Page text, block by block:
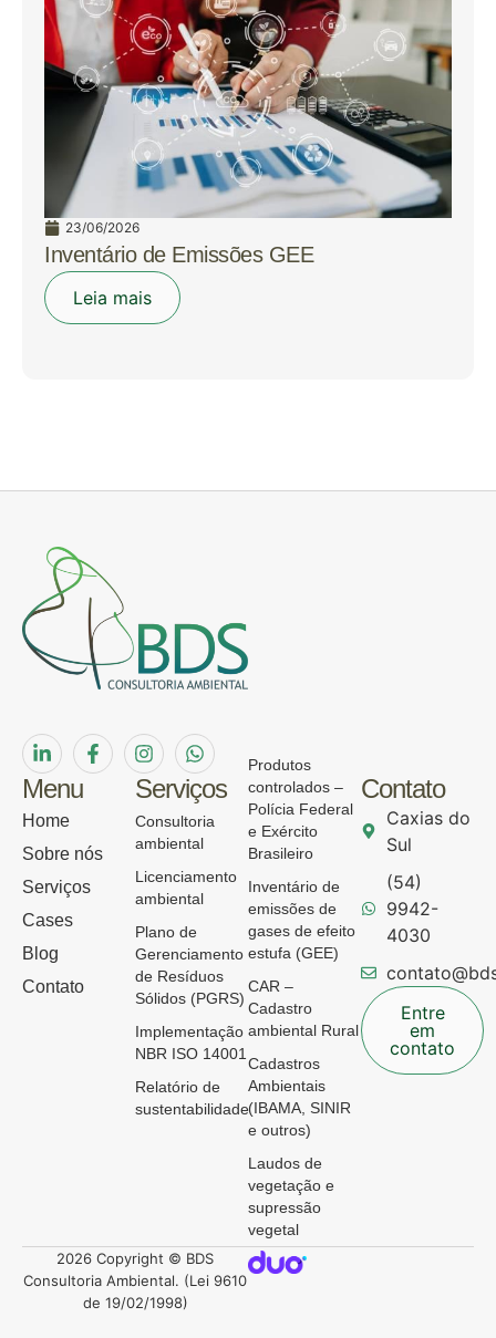
23/06/2026
Inventário de Emissões GEE
Leia mais
Menu
Home
Sobre nós
Serviços
Cases
Blog
Contato
Serviços
Consultoria
ambiental
Licenciamento
ambiental
Plano de
Gerenciamento
de Resíduos
Sólidos (PGRS)
Implementação
NBR ISO 14001
Relatório de
sustentabilidade
Produtos
controlados –
Polícia Federal
e Exército
Brasileiro
Inventário de
emissões de
gases de efeito
estufa (GEE)
CAR –
Cadastro
ambiental Rural
Cadastros
Ambientais
(IBAMA, SINIR
e outros)
Laudos de
vegetação e
supressão
vegetal
Contato
Caxias do
Sul
(54)
9942-
4030
Entre
em
contato
2026 Copyright © BDS
Consultoria Ambiental. (Lei 9610
de 19/02/1998)